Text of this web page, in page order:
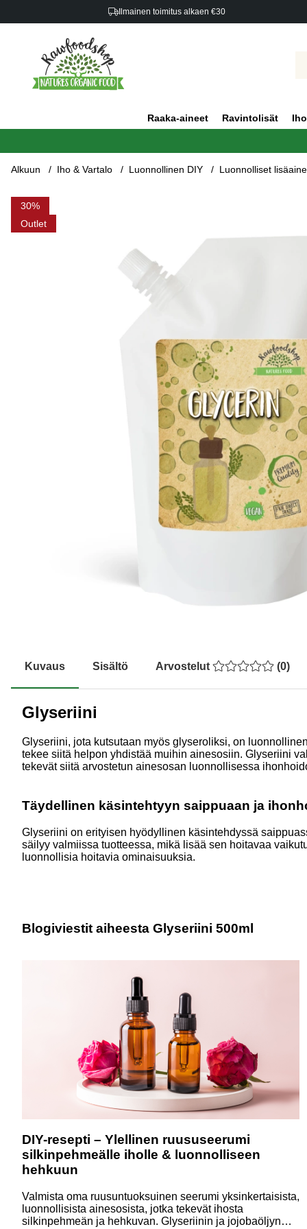
Ilmainen toimitus alkaen €30
Raaka-aineet Ravintolisät
Alkuun Iho & Vartalo Luonnollinen DIY Luonnolliset
30
Outlet
Tuotekuvat Glyseriini 500ml
Kuvaus Sisältö Arvostelut (0)
Glyseriini
Glyseriini, jota kutsutaan myös glyseroliksi, on
tekee siitä helpon yhdistää muihin ainesosiin. Glyseriini
tekevät siitä arvostetun ainesosan luonnollisessa
Täydellinen käsintehtyyn saippuaan ja
Glyseriini on erityisen hyödyllinen käsintehdyssä
säilyy valmiissa tuotteessa, mikä lisää sen hoitavaa
luonnollisia hoitavia ominaisuuksia.
Blogiviestit aiheesta Glyseriini 500ml
DIY-resepti – Ylellinen ruususeerumi
silkinpehmeälle iholle & luonnolliseen
hehkuun
Valmista oma ruusuntuoksuinen seerumi yksinkertaisista,
luonnollisista ainesosista, jotka tekevät ihosta
silkinpehmeän ja hehkuvan. Glyseriinin ja jojobaöljyn